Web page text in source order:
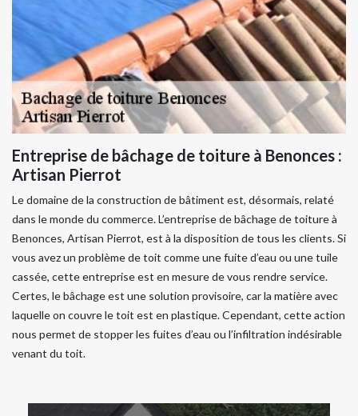
Entreprise de bâchage de toiture à Benonces :
Artisan Pierrot
Le domaine de la construction de bâtiment est, désormais, relaté
dans le monde du commerce. L’entreprise de bâchage de toiture à
Benonces, Artisan Pierrot, est à la disposition de tous les clients. Si
vous avez un problème de toit comme une fuite d’eau ou une tuile
cassée, cette entreprise est en mesure de vous rendre service.
Certes, le bâchage est une solution provisoire, car la matière avec
laquelle on couvre le toit est en plastique. Cependant, cette action
nous permet de stopper les fuites d’eau ou l’infiltration indésirable
venant du toit.